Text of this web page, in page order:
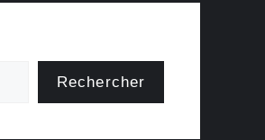
Rechercher